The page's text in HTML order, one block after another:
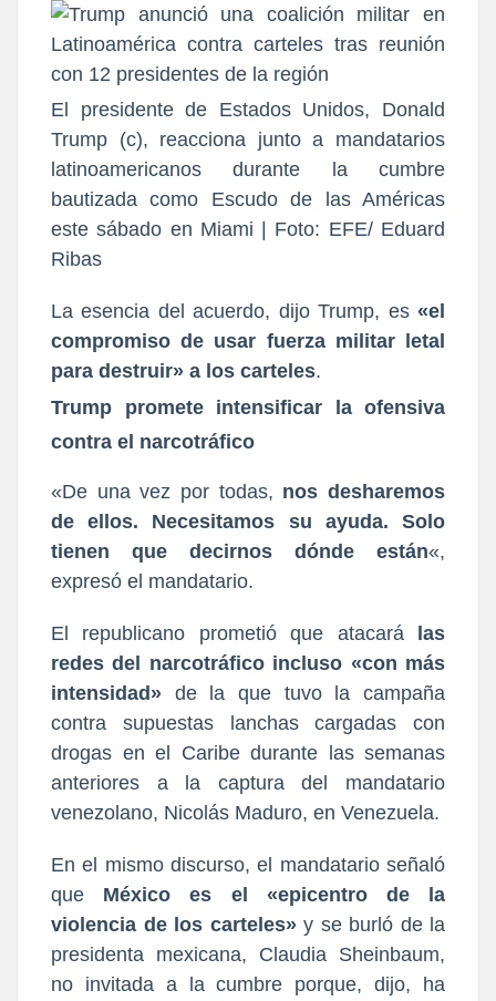
El presidente de Estados Unidos, Donald
Trump (c), reacciona junto a mandatarios
latinoamericanos durante la cumbre
bautizada como Escudo de las Américas
este sábado en Miami | Foto: EFE/ Eduard
Ribas
La esencia del acuerdo, dijo Trump, es «el
compromiso de usar fuerza militar letal
para destruir» a los carteles.
Trump promete intensificar la ofensiva
contra el narcotráfico
«De una vez por todas, nos desharemos
de ellos. Necesitamos su ayuda. Solo
tienen que decirnos dónde están«,
expresó el mandatario.
El republicano prometió que atacará
las
redes del narcotráfico incluso «con más
intensidad» de la que tuvo la campaña
contra supuestas lanchas cargadas con
drogas en el Caribe durante las semanas
anteriores a la captura del mandatario
venezolano, Nicolás Maduro, en Venezuela.
En el mismo discurso, el mandatario señaló
que
México es el «epicentro de la
violencia de los carteles» y se burló de la
presidenta mexicana, Claudia Sheinbaum,
no invitada a la cumbre porque, dijo, ha